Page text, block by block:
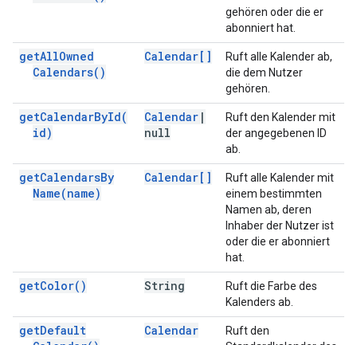
gehören oder die er
abonniert hat.
getAllOwned
Calendars( )
Calendar[]
Ruft alle Kalender ab,
die dem Nutzer
gehören.
getCalendarById(
id)
Calendar |
null
Ruft den Kalender mit
der angegebenen ID
ab.
getCalendarsBy
Name(name)
Calendar[]
Ruft alle Kalender mit
einem bestimmten
Namen ab, deren
Inhaber der Nutzer ist
oder die er abonniert
hat.
getColor( ) String
Ruft die Farbe des
Kalenders ab.
getDefault
Calendar
Ruft den